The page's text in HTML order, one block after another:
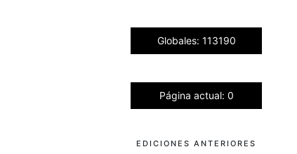
Globales: 113190
Página actual: 0
EDICIONES ANTERIORES